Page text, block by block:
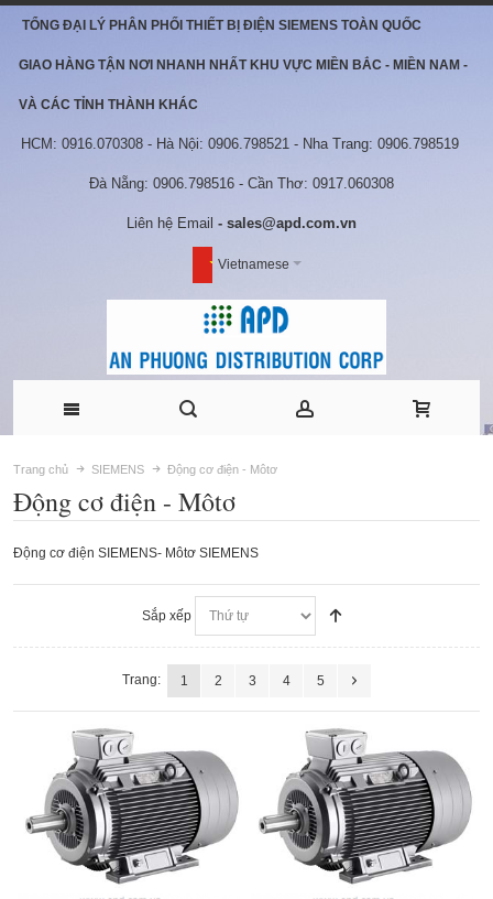
TỔNG ĐẠI LÝ PHÂN PHỐI THIẾT BỊ ĐIỆN SIEMENS TOÀN QUỐC
GIAO HÀNG TẬN NƠI NHANH NHẤT KHU VỰC MIỀN BẮC - MIỀN NAM -
VÀ CÁC TỈNH THÀNH KHÁC
HCM: 0916.070308 - Hà Nội: 0906.798521 - Nha Trang: 0906.798519
Đà Nẵng: 0906.798516 - Cần Thơ: 0917.060308
Liên hệ Email - sales@apd.com.vn
Vietnamese
Trang chủ SIEMENS Động cơ điện - Môtơ
Động cơ điện - Môtơ
Động cơ điện SIEMENS- Môtơ SIEMENS
Sắp xếp
Trang: 1 2 3 4 5